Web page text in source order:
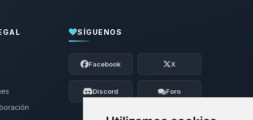
SÍGUENOS
Facebook X
Discord Foro
Yupi, por fin alguien con quien hablar!
Soy Choupy, tu pequeno asistente de
BoxToPlay. Cuentame que necesitas y
moveré mis pequenos circuitos para
ayudarte.
06/08/2026 11:13